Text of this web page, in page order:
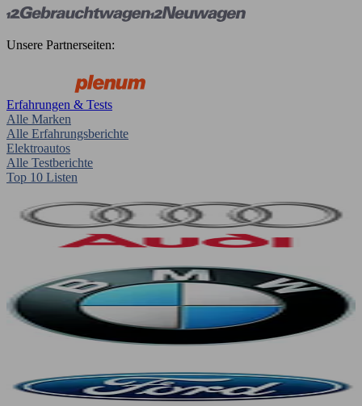
Unsere Partnerseiten:
Erfahrungen & Tests
Alle Marken
Alle Erfahrungsberichte
Elektroautos
Alle Testberichte
Top 10 Listen